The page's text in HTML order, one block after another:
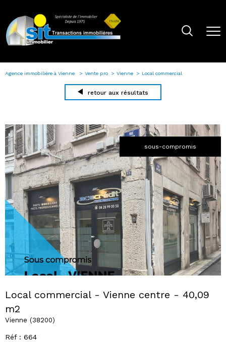
Agence immobilière à Vienne Vente pro Vienne Local commercial
retour aux résultats
sous-compromis
Local commercial - Vienne centre - 40,09
m2
Vienne (38200)
Réf : 664